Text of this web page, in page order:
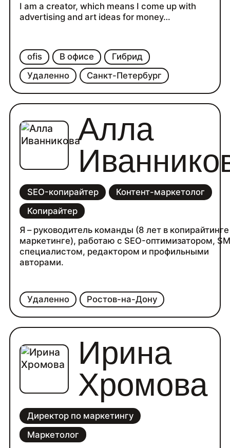
ofis В офисе
Гибрид
Удаленно
Санкт-Петербург
I am a creator, which means I come up with
advertising and art ideas for money…
Удаленно Ростов-на-Дону
Алла
SEO-копирайтер
Контент-маркетолог
Копирайтер
Я – руководитель команды (8 лет в
маркетинге), работаю с SEO-оптимизатором,
специалистом, редактором и профильными
авторами.
Ирина
Хромова
Директор по маркетингу
Маркетолог